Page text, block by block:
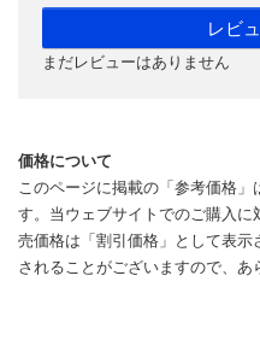
レビ
まだレビューはありません
価格について
このページに掲載の「参考価格
す。当ウェブサイトでのご購入
売価格は「割引価格」として表
されることがございますので、あ